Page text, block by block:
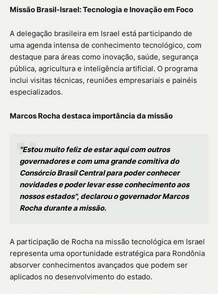
Missão Brasil-Israel: Tecnologia e Inovação em Foco
A delegação brasileira em Israel está participando de
uma agenda intensa de conhecimento tecnológico, com
destaque para áreas como inovação, saúde, segurança
pública, agricultura e inteligência artificial. O programa
inclui visitas técnicas, reuniões empresariais e painéis
especializados.
Marcos Rocha destaca importância da missão
"Estou muito feliz de estar aqui com outros
governadores e com uma grande comitiva do
Consórcio Brasil Central para poder conhecer
novidades e poder levar esse conhecimento aos
nossos estados", declarou o governador Marcos
Rocha durante a missão.
A participação de Rocha na missão tecnológica em Israel
representa uma oportunidade estratégica para Rondônia
absorver conhecimentos avançados que podem ser
aplicados no desenvolvimento do estado.